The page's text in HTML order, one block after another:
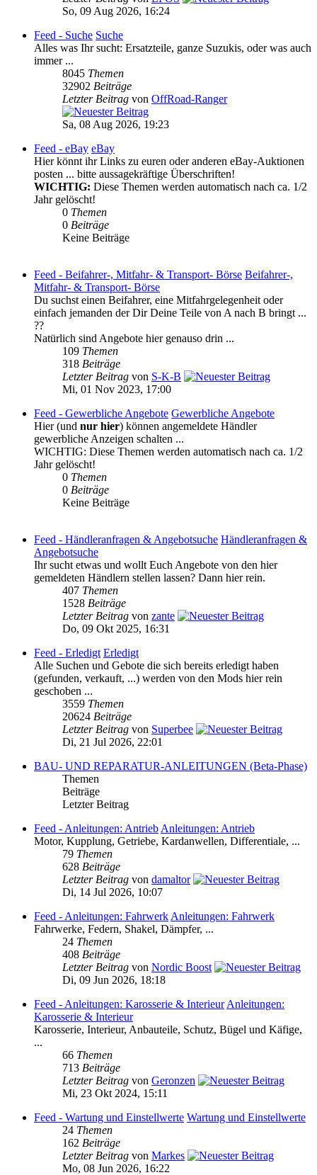
So, 09 Aug 2026, 16:24
Feed - Suche Suche
Alles was Ihr sucht: Ersatzteile, ganze Suzukis, oder was auch
immer ...
8045 Themen
32902 Beiträge
Letzter Beitrag von OffRoad-Ranger
Sa, 08 Aug 2026, 19:23
Feed - eBay eBay
Hier könnt ihr Links zu euren oder anderen eBay-Auktionen
posten ... bitte aussagekräftige Überschriften!
WICHTIG: Diese Themen werden automatisch nach ca. 1/2
Jahr gelöscht!
0 Themen
0 Beiträge
Keine Beiträge
Feed - Beifahrer-, Mitfahr- & Transport- Börse Beifahrer-,
Mitfahr- & Transport- Börse
Du suchst einen Beifahrer, eine Mitfahrgelegenheit oder
einfach jemanden der Dir Deine Teile von A nach B bringt ...
??
Natürlich sind Angebote hier genauso drin ...
109 Themen
318 Beiträge
Letzter Beitrag von S-K-B
Mi, 01 Nov 2023, 17:00
Feed - Gewerbliche Angebote Gewerbliche Angebote
Hier (und nur hier) können angemeldete Händler
gewerbliche Anzeigen schalten ...
WICHTIG: Diese Themen werden automatisch nach ca. 1/2
Jahr gelöscht!
0 Themen
0 Beiträge
Keine Beiträge
Feed - Händleranfragen & Angebotsuche Händleranfragen &
Angebotsuche
Ihr sucht etwas und wollt Euch Angebote von den hier
gemeldeten Händlern stellen lassen? Dann hier rein.
407 Themen
1528 Beiträge
Letzter Beitrag von zante
Do, 09 Okt 2025, 16:31
Feed - Erledigt Erledigt
Alle Suchen und Gebote die sich bereits erledigt haben
(gefunden, verkauft, ...) werden von den Mods hier rein
geschoben ...
3559 Themen
20624 Beiträge
Letzter Beitrag von Superbee
Di, 21 Jul 2026, 22:01
BAU- UND REPARATUR-ANLEITUNGEN (Beta-Phase)
Themen
Beiträge
Letzter Beitrag
Feed - Anleitungen: Antrieb Anleitungen: Antrieb
Motor, Kupplung, Getriebe, Kardanwellen, Differentiale, ...
79 Themen
628 Beiträge
Letzter Beitrag von damaltor
Di, 14 Jul 2026, 10:07
Feed - Anleitungen: Fahrwerk Anleitungen: Fahrwerk
Fahrwerke, Federn, Shakel, Dämpfer, ...
24 Themen
408 Beiträge
Letzter Beitrag von Nordic Boost
Di, 09 Jun 2026, 18:18
Feed - Anleitungen: Karosserie & Interieur Anleitungen:
Karosserie & Interieur
Karosserie, Interieur, Anbauteile, Schutz, Bügel und Käfige,
...
66 Themen
713 Beiträge
Letzter Beitrag von Geronzen
Mi, 23 Okt 2024, 15:11
Feed - Wartung und Einstellwerte Wartung und Einstellwerte
24 Themen
162 Beiträge
Letzter Beitrag von Markes
Mo, 08 Jun 2026, 16:22